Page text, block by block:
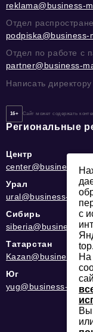
reklama@business-
Отдел
Отдел по работе с
partner@business-
Написать
16+ Сайт может содержать
Региональные
Центр
center@business-
Урал
ural@business-
Сибирь
siberia@business-
Татарстан
Kazan@business-
Юг
yug@business-
с
На
Вы